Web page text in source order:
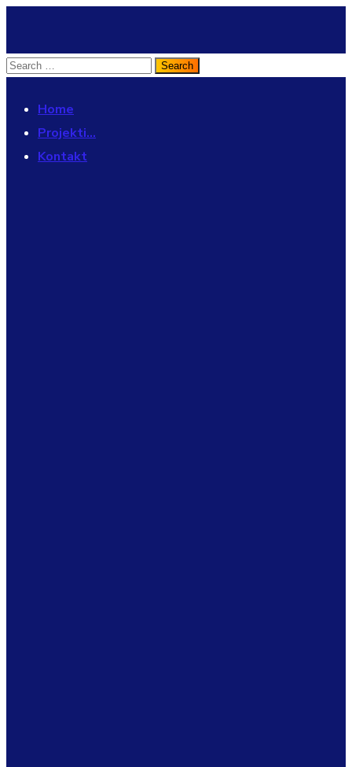
Home
Projekti…
Kontakt